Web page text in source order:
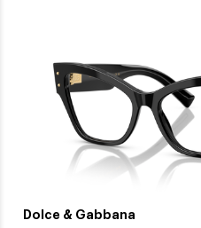
Dolce & Gabbana